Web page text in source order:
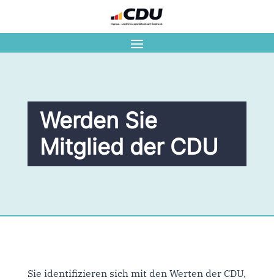
Werden Sie
Mitglied der CDU
Sie identifizieren sich mit den Werten der CDU,